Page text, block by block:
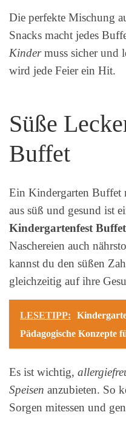
Die perfekte Mischung
Snacks macht jedes
Kindermuss sicher und
wird jede Feier ein Hit.
Süße
Buffet
Ein Kindergarten Buffet
aus süß und gesund ist
Kindergartenfest Buffet
Naschereien auch
kannst du den süßen
gleichzeitig auf ihre
LESETIPP:
Pädagogische Konzepte
Es ist wichtig,
Speisen anzubieten. So
Sorgen mitessen und